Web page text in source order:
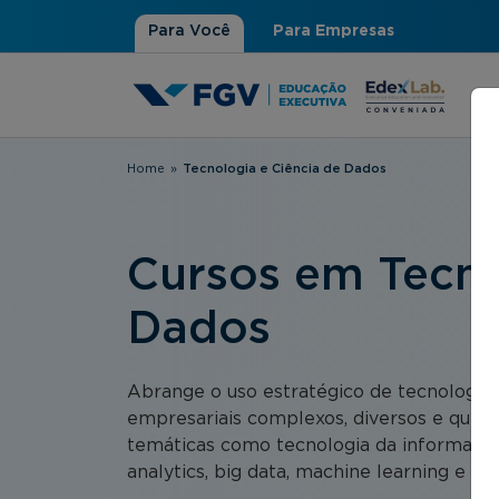
Para Você Para Empresas
Você está aqui
Home » Tecnologia e Ciência de Dados
Cursos em
Dados
Abrange o uso estratégico de
empresariais complexos, diversos e que
temáticas como tecnologia da
analytics, big data, machine learning e